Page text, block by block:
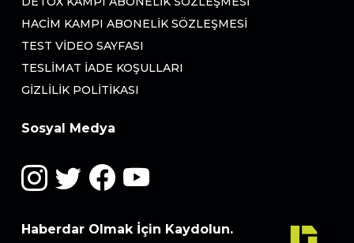
HACIM KAMPI ABONELIK SÖZLEŞMESI
TEST VIDEO SAYFASI
TESLIMAT İADE KOŞULLARI
GIZLILIK POLITIKASI
Sosyal Medya
Haberdar Olmak İçin Kaydolun.